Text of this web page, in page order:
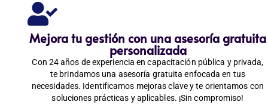
Mejora tu gestión con una asesoría gratuita
personalizada
Con 24 años de experiencia en capacitación pública y privada,
te brindamos una asesoría gratuita enfocada en tus
necesidades. Identificamos mejoras clave y te orientamos con
soluciones prácticas y aplicables. ¡Sin compromiso!